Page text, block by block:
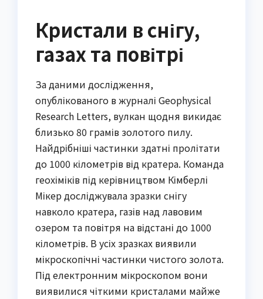
Кристали в снігу,
газах та повітрі
За даними дослідження,
опублікованого в журналі Geophysical
Research Letters, вулкан щодня викидає
близько 80 грамів золотого пилу.
Найдрібніші частинки здатні пролітати
до 1000 кілометрів від кратера. Команда
геохіміків під керівництвом Кімберлі
Мікер досліджувала зразки снігу
навколо кратера, газів над лавовим
озером та повітря на відстані до 1000
кілометрів. В усіх зразках виявили
мікроскопічні частинки чистого золота.
Під електронним мікроскопом вони
виявилися чіткими кристалами майже